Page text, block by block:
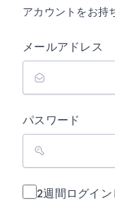
アカウントをお持
メールアドレス
パスワード
2週間ログイ